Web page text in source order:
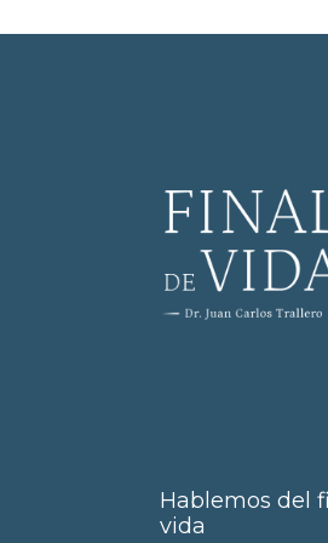
Hablemos del
vida